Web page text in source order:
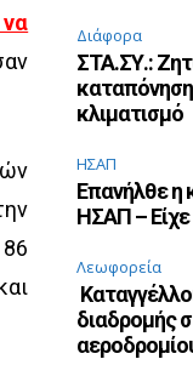
Διάφορα
ΣΤΑ.ΣΥ.:
κλιματισμό
ΗΣΑΠ
Επανήλθε η
ΗΣΑΠ –
Λεωφορεία
διαδρομής